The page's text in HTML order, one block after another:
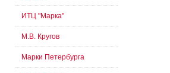
ИТЦ "Марка"
М.В. Кругов
Марки Петербурга